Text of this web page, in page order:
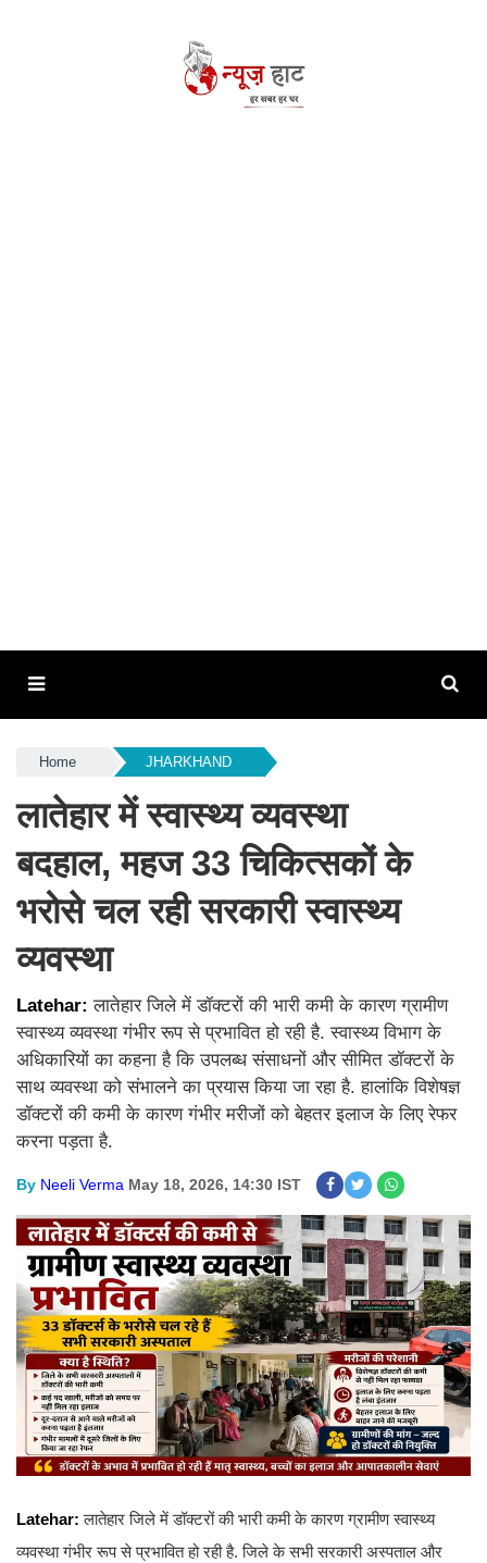
Home JHARKHAND
लातेहार में स्वास्थ्य व्यवस्था
बदहाल, महज 33 चिकित्सकों के
भरोसे चल रही सरकारी स्वास्थ्य
व्यवस्था
Latehar:लातेहार जिले में डॉक्टरों की भारी कमी के कारण ग्रामीण
स्वास्थ्य व्यवस्था गंभीर रूप से प्रभावित हो रही है. स्वास्थ्य विभाग के
अधिकारियों का कहना है कि उपलब्ध संसाधनों और सीमित डॉक्टरों के
साथ व्यवस्था को संभालने का प्रयास किया जा रहा है. हालांकि विशेषज्ञ
डॉक्टरों की कमी के कारण गंभीर मरीजों को बेहतर इलाज के लिए रेफर
करना पड़ता है.
By Neeli Verma May 18, 2026, 14:30 IST
Latehar: लातेहार जिले में डॉक्टरों की भारी कमी के कारण ग्रामीण स्वास्थ्य
व्यवस्था गंभीर रूप से प्रभावित हो रही है. जिले के सभी सरकारी अस्पताल और